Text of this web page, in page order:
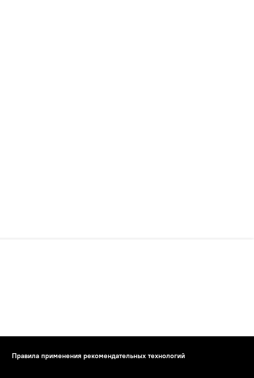
Правила применения рекомендательных технологий